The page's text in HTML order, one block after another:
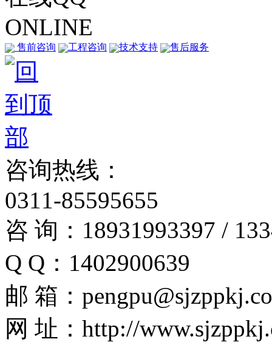
ONLINE
售前咨询 工程咨询 技术支持 售后服务
咨询热线：
0311-85595655
咨 询：18931993397 /
Q Q：1402900639
邮 箱：
网 址：http://